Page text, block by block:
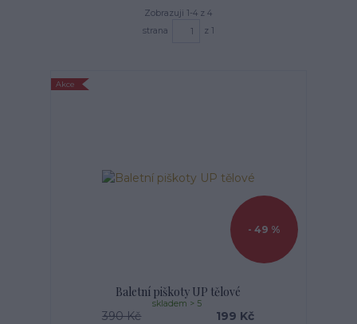
Zobrazuji 1-4 z 4
strana
z 1
Akce
- 49 %
Baletní piškoty UP tělové
390 Kč 199 Kč
skladem > 5